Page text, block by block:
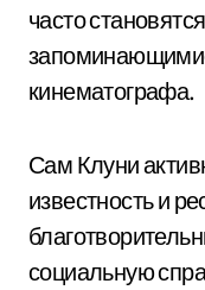
часто
кинематографа.
Сам Клуни
известность и
социальную